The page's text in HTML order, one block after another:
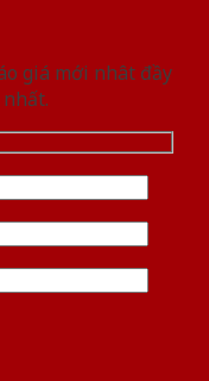
giá mới nhât đầy